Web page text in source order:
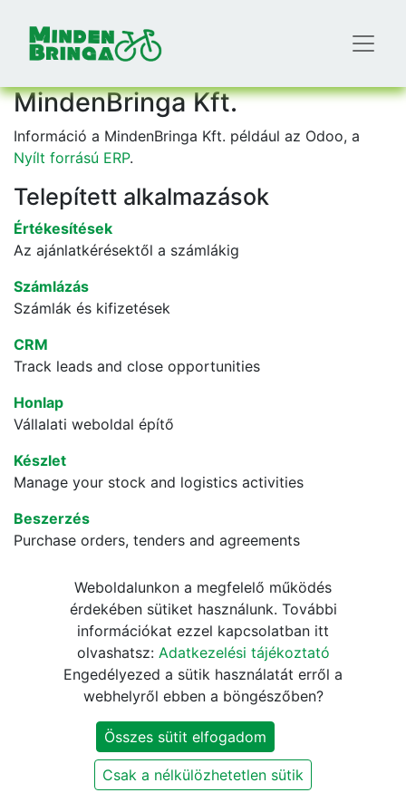
MindenBringa Kft.
Információ a MindenBringa Kft. például az Odoo, a
Nyílt forrású ERP.
Telepített alkalmazások
Értékesítések
Az ajánlatkérésektől a számlákig
Számlázás
Számlák és kifizetések
CRM
Track leads and close opportunities
Honlap
Vállalati weboldal építő
Készlet
Manage your stock and logistics activities
Beszerzés
Purchase orders, tenders and agreements
Organize and plan your projects
E-kereskedelem
Sell your products online
E-mail marketing
Bureaucrat Knowledge
Bureaucrat Knowledge
Weboldalunkon a megfelelő működés
érdekében sütiket használunk. További
információkat ezzel kapcsolatban itt
olvashatsz: Adatkezelési tájékoztató
Engedélyezed a sütik használatát erről a
webhelyről ebben a böngészőben?
Összes sütit elfogadom
Csak a nélkülözhetetlen sütik